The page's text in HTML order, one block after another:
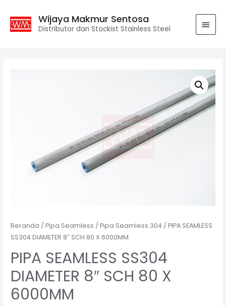
Wijaya Makmur Sentosa
Distributor dan Stockist Stainless Steel
Beranda /Pipa Seamless /Pipa Seamless 304 / PIPA SEAMLESS
SS304 DIAMETER 8″ SCH 80 X 6000MM
PIPA SEAMLESS SS304
DIAMETER 8″ SCH 80 X
6000MM